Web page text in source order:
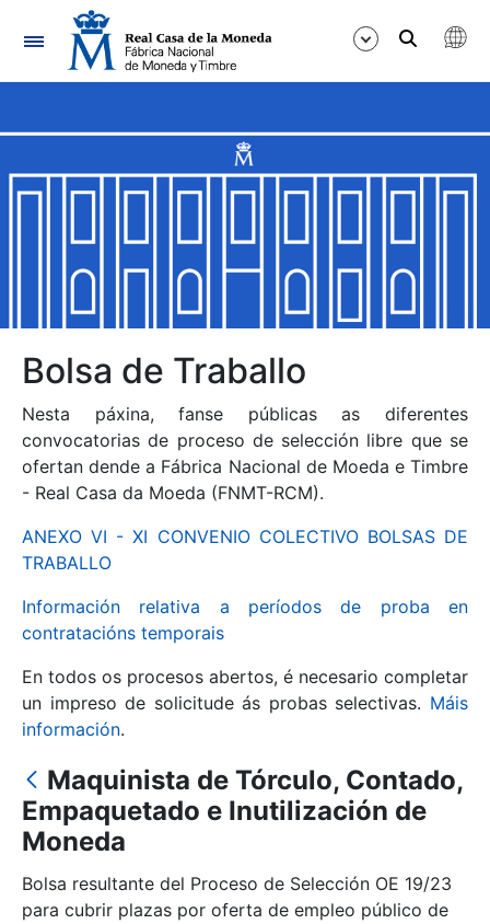
Navegación
Mostrar/Ocultar
Mostrar/Ocultar
Mostrar/Ocultar
Mostrar/Ocultar
Mostrar/Ocultar
Mostrar/Ocultar
Mostrar/Ocultar
Bolsa de Traballo
Nesta páxina, fanse públicas as diferentes
convocatorias de proceso de selección libre que se
ofertan dende a Fábrica Nacional de Moeda e Timbre
- Real Casa da Moeda (FNMT-RCM).
ANEXO VI - XI CONVENIO COLECTIVO BOLSAS DE
TRABALLO
Información relativa a períodos de proba en
contratacións temporais
En todos os procesos abertos, é necesario completar
un impreso de solicitude ás probas selectivas. Máis
información.
Maquinista de Tórculo, Contado,
Empaquetado e Inutilización de
Moneda
Bolsa resultante del Proceso de Selección OE 19/23
para cubrir plazas por oferta de empleo público de